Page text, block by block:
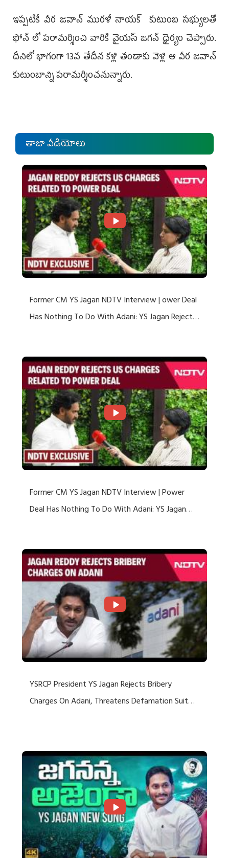
ఇప్పటికే వీర జవాన్ మురళీ నాయక్ కుటుంబ సభ్యులతో
ఫోన్ లో పరామర్శించి వారికి వైయ‌స్ జ‌గ‌న్‌ ధైర్యం చెప్పారు.
దీనిలో భాగంగా 13వ తేదీన కళ్లి తండాకు వెళ్లి ఆ వీర జవాన్
కుటుంబాన్ని పరామర్శించనున్నారు.
తాజా వీడియోలు
Former CM YS Jagan NDTV Interview | ower Deal
Has Nothing To Do With Adani: YS Jagan Rejects
Former CM YS Jagan NDTV Interview | Power
Deal Has Nothing To Do With Adani: YS Jagan
YSRCP President YS Jagan Rejects Bribery
Charges On Adani, Threatens Defamation Suit